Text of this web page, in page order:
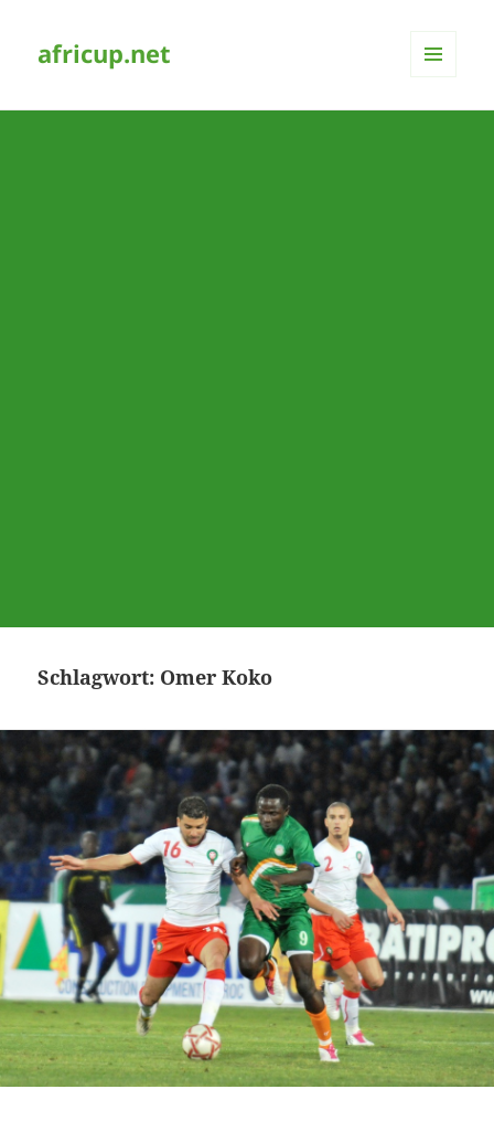
africup.net
Schlagwort: Omer Koko